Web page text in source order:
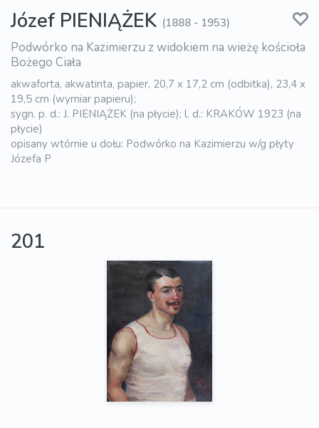
Józef PIENIĄŻEK (1888 - 1953)
Podwórko na Kazimierzu z widokiem na wieżę kościoła
Bożego Ciała
akwaforta, akwatinta, papier, 20,7 x 17,2 cm (odbitka), 23,4 x
19,5 cm (wymiar papieru);
sygn. p. d.: J. PIENIĄŻEK (na płycie); l. d.: KRAKÓW 1923 (na
płycie)
opisany wtórnie u dołu: Podwórko na Kazimierzu w/g płyty
Józefa P
201